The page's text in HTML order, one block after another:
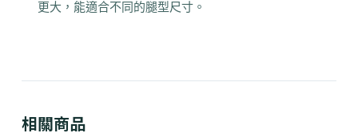
更大，能適合不同的腿型尺寸。
相關商品